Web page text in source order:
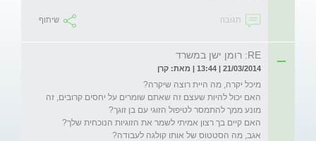
תגובה שיתוף
RE: רומן ישן במשרד
21/03/2014 | 13:44 | מאת: קרן
האם יכול להיות שעצם זה שאתם שומרים על יחסים קרובים, זה
אגב, מה הסטטוס של אותו קולגה לעבודה?